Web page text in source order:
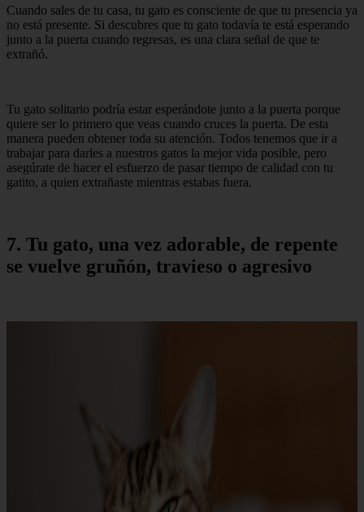
Cuando sales de tu casa, tu gato es consciente de que tu presencia ya
no está presente. Si descubres que tu gato todavía te está esperando
junto a la puerta cuando regresas, es una clara señal de que te
extrañó.
Tu gato solitario podría estar esperándote junto a la puerta porque
quiere ser lo primero que veas cuando cruces la puerta. De esta
manera pueden obtener toda su atención. Todos tenemos que ir a
trabajar para darles a nuestros gatos la mejor vida posible, pero
asegúrate de hacer el esfuerzo de pasar tiempo de calidad con tu
gatito, a quien extrañaste mientras estabas fuera.
7. Tu gato, una vez adorable, de repente
se vuelve gruñón, travieso o agresivo